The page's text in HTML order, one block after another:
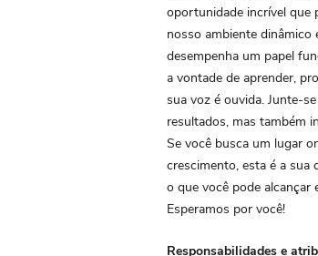
oportunidade incrível que
nosso ambiente dinâmico
desempenha um papel
a vontade de aprender,
sua voz é ouvida. Junte-
resultados, mas também
Se você busca um lugar
crescimento, esta é a
o que você pode alcançar
Esperamos por você!
Responsabilidades e